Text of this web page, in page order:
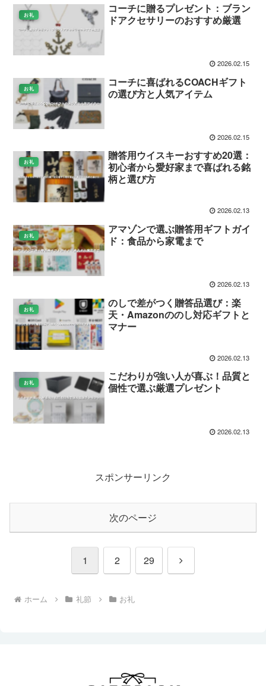
お礼
コーチに贈るプレゼント：ブラン
ドアクセサリーのおすすめ厳選
2026.02.15
お礼
コーチに喜ばれるCOACHギフト
の選び方と人気アイテム
2026.02.15
お礼
贈答用ウイスキーおすすめ20選：
初心者から愛好家まで喜ばれる銘
柄と選び方
2026.02.13
お礼
アマゾンで選ぶ贈答用ギフトガイ
ド：食品から家電まで
2026.02.13
お礼
のしで差がつく贈答品選び：楽
天・Amazonののし対応ギフトと
マナー
2026.02.13
お礼
こだわりが強い人が喜ぶ！品質と
個性で選ぶ厳選プレゼント
2026.02.13
スポンサーリンク
次のページ
1 2 29
次
ホーム 礼節 お礼